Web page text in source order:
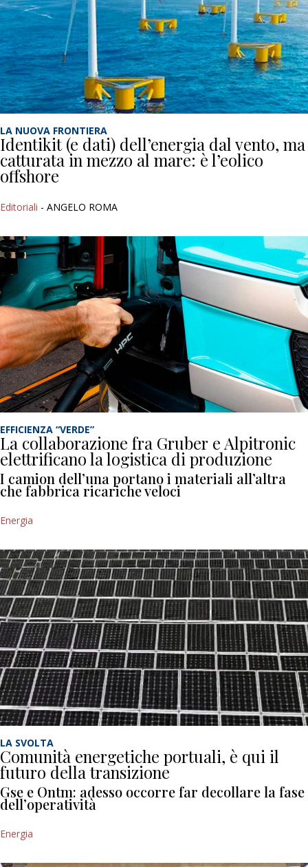
LA NUOVA FRONTIERA
Identikit (e dati) dell’energia dal vento, ma
catturata in mezzo al mare: è l’eolico
offshore
Editoriali - ANGELO ROMA
EFFICIENZA “VERDE”
La collaborazione fra Gruber e Alpitronic
elettrificano la logistica di produzione
I camion dell’una portano i materiali all’altra
che fabbrica ricariche veloci
Energia
LA SVOLTA
Comunità energetiche portuali, è qui il
futuro della transizione
Gse e Ontm: adesso occorre far decollare la fase
dell’operatività
Energia